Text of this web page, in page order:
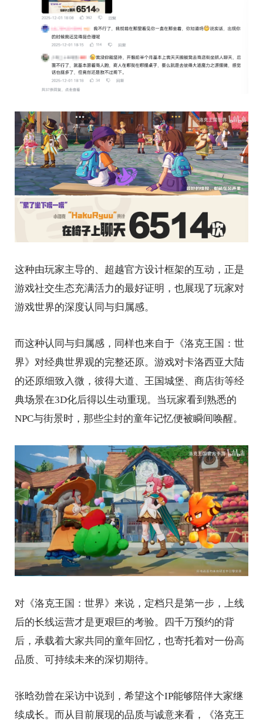
这种由玩家主导的、超越官方设计框架的互动，正是
游戏社交生态充满活力的最好证明，也展现了玩家对
游戏世界的深度认同与归属感。
而这种认同与归属感，同样也来自于《洛克王国：世
界》对经典世界观的完整还原。游戏对卡洛西亚大陆
的还原细致入微，彼得大道、王国城堡、商店街等经
典场景在3D化后得以生动重现。当玩家看到熟悉的
NPC与街景时，那些尘封的童年记忆便被瞬间唤醒。
对《洛克王国：世界》来说，定档只是第一步，上线
后的长线运营才是更艰巨的考验。四千万预约的背
后，承载着大家共同的童年回忆，也寄托着对一份高
品质、可持续未来的深切期待。
张晗劲曾在采访中说到，希望这个IP能够陪伴大家继
续成长。而从目前展现的品质与诚意来看，《洛克王